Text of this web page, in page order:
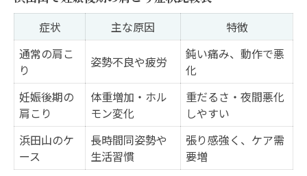
整体や鍼治療のメリット・注意点早見表
浜田山で見つける妊婦専用肩こりケアとは
浜田山エリアの妊婦専用肩こりケア比較
妊娠後期に安心な肩こり施術の特徴
肩こりケアで重視すべき安全ポイント
妊婦向け整体と鍼治療の違いは？
妊娠中の肩こりに人気の施術法まとめ
症状 主な原因
特徴
通常の肩こ
り
姿勢不良や疲労
鈍い痛み、動作で悪
化
妊娠後期の
肩こり
体重増加・ホル
モン変化
重だるさ・夜間悪化
しやすい
浜田山のケ
ース
長時間同姿勢や
生活習慣
張り感強く、ケア需
要増